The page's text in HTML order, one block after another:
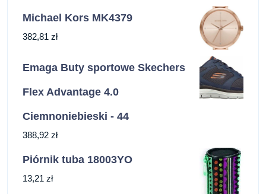
Michael Kors MK4379
382,81 zł
Emaga Buty sportowe Skechers
Flex Advantage 4.0
Ciemnoniebieski - 44
388,92 zł
Piórnik tuba 18003YO
13,21 zł